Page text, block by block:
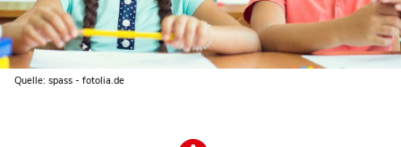
Quelle: spass - fotolia.de